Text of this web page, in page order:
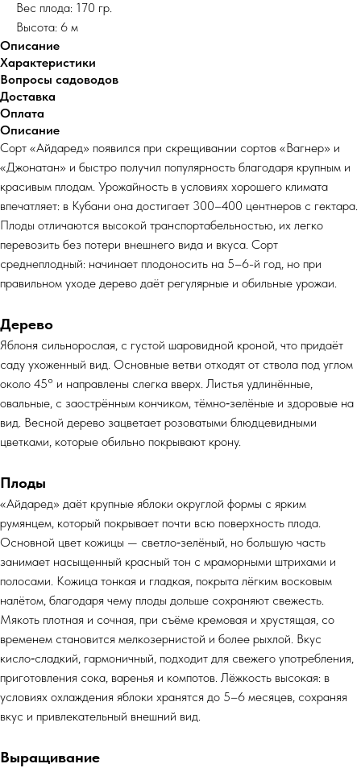
Вес плода: 170 гр.
Высота: 6 м
Описание
Характеристики
Вопросы садоводов
Доставка
Оплата
Описание
Сорт «Айдаред» появился при скрещивании сортов «Вагнер» и
«Джонатан» и быстро получил популярность благодаря крупным и
красивым плодам. Урожайность в условиях хорошего климата
впечатляет: в Кубани она достигает 300–400 центнеров с гектара.
Плоды отличаются высокой транспортабельностью, их легко
перевозить без потери внешнего вида и вкуса. Сорт
среднеплодный: начинает плодоносить на 5–6-й год, но при
правильном уходе дерево даёт регулярные и обильные урожаи.
Дерево
Яблоня сильнорослая, с густой шаровидной кроной, что придаёт
саду ухоженный вид. Основные ветви отходят от ствола под углом
около 45° и направлены слегка вверх. Листья удлинённые,
овальные, с заострённым кончиком, тёмно‑зелёные и здоровые на
вид. Весной дерево зацветает розоватыми блюдцевидными
цветками, которые обильно покрывают крону.
Плоды
«Айдаред» даёт крупные яблоки округлой формы с ярким
румянцем, который покрывает почти всю поверхность плода.
Основной цвет кожицы — светло‑зелёный, но большую часть
занимает насыщенный красный тон с мраморными штрихами и
полосами. Кожица тонкая и гладкая, покрыта лёгким восковым
налётом, благодаря чему плоды дольше сохраняют свежесть.
Мякоть плотная и сочная, при съёме кремовая и хрустящая, со
временем становится мелкозернистой и более рыхлой. Вкус
кисло‑сладкий, гармоничный, подходит для свежего употребления,
приготовления сока, варенья и компотов. Лёжкость высокая: в
условиях охлаждения яблоки хранятся до 5–6 месяцев, сохраняя
вкус и привлекательный внешний вид.
Выращивание